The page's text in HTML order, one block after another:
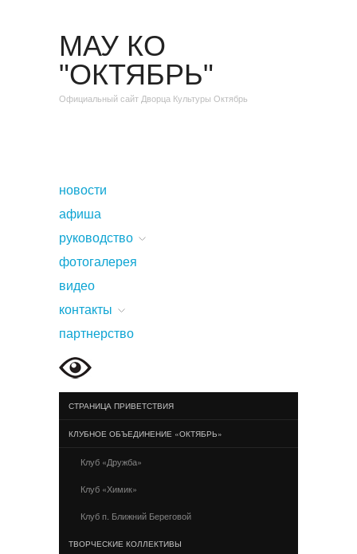
МАУ КО
"ОКТЯБРЬ"
Официальный сайт Дворца Культуры Октябрь
новости
афиша
руководство
фотогалерея
видео
контакты
партнерство
СТРАНИЦА ПРИВЕТСТВИЯ
КЛУБНОЕ ОБЪЕДИНЕНИЕ «ОКТЯБРЬ»
Клуб «Дружба»
Клуб «Химик»
Клуб п. Ближний Береговой
ТВОРЧЕСКИЕ КОЛЛЕКТИВЫ